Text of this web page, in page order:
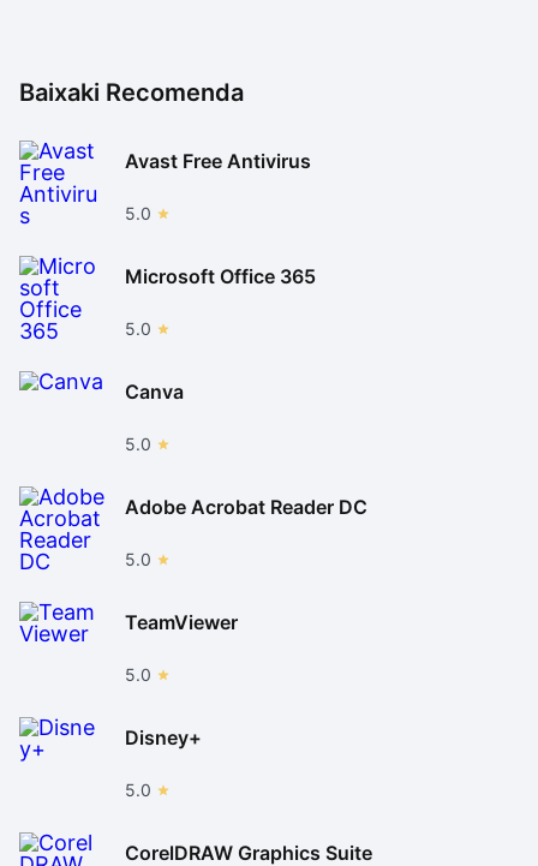
Baixaki Recomenda
Avast Free Antivirus
5.0
Microsoft Office 365
5.0
Canva
5.0
Adobe Acrobat Reader DC
5.0
TeamViewer
5.0
Disney+
5.0
CorelDRAW Graphics Suite